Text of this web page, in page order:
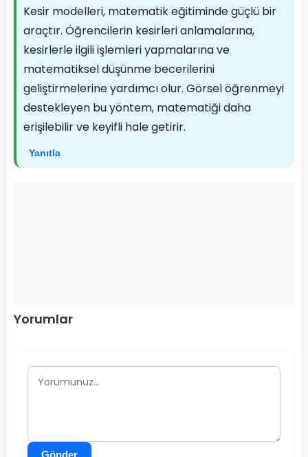
Kesir modelleri, matematik eğitiminde güçlü bir
araçtır. Öğrencilerin kesirleri anlamalarına,
kesirlerle ilgili işlemleri yapmalarına ve
matematiksel düşünme becerilerini
geliştirmelerine yardımcı olur. Görsel öğrenmeyi
destekleyen bu yöntem, matematiği daha
erişilebilir ve keyifli hale getirir.
Yanıtla
Yorumlar
Gönder